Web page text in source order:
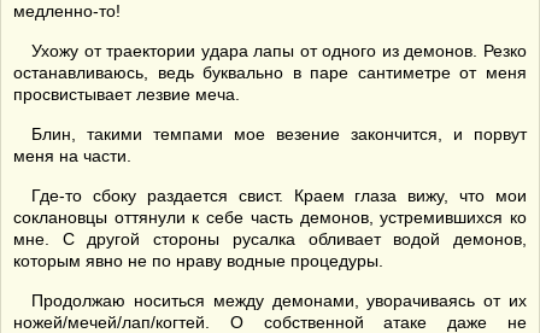
медленно-то!
Ухожу от траектории удара лапы от одного из демонов. Резко
останавливаюсь, ведь буквально в паре сантиметре от меня
просвистывает лезвие меча.
Блин, такими темпами мое везение закончится, и порвут
меня на части.
Где-то сбоку раздается свист. Краем глаза вижу, что мои
соклановцы оттянули к себе часть демонов, устремившихся ко
мне. С другой стороны русалка обливает водой демонов,
которым явно не по нраву водные процедуры.
Продолжаю носиться между демонами, уворачиваясь от их
ножей/мечей/лап/когтей. О собственной атаке даже не